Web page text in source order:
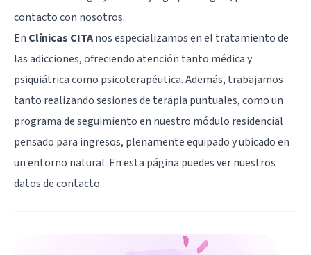
contacto con nosotros.
En Clínicas CITAnos especializamos en el tratamiento de
las adicciones, ofreciendo atención tanto médica y
psiquiátrica como psicoterapéutica. Además, trabajamos
tanto realizando sesiones de terapia puntuales, como un
programa de seguimiento en nuestro módulo residencial
pensado para ingresos, plenamente equipado y ubicado en
un entorno natural. Enesta página puedes ver nuestros
datos de contacto.